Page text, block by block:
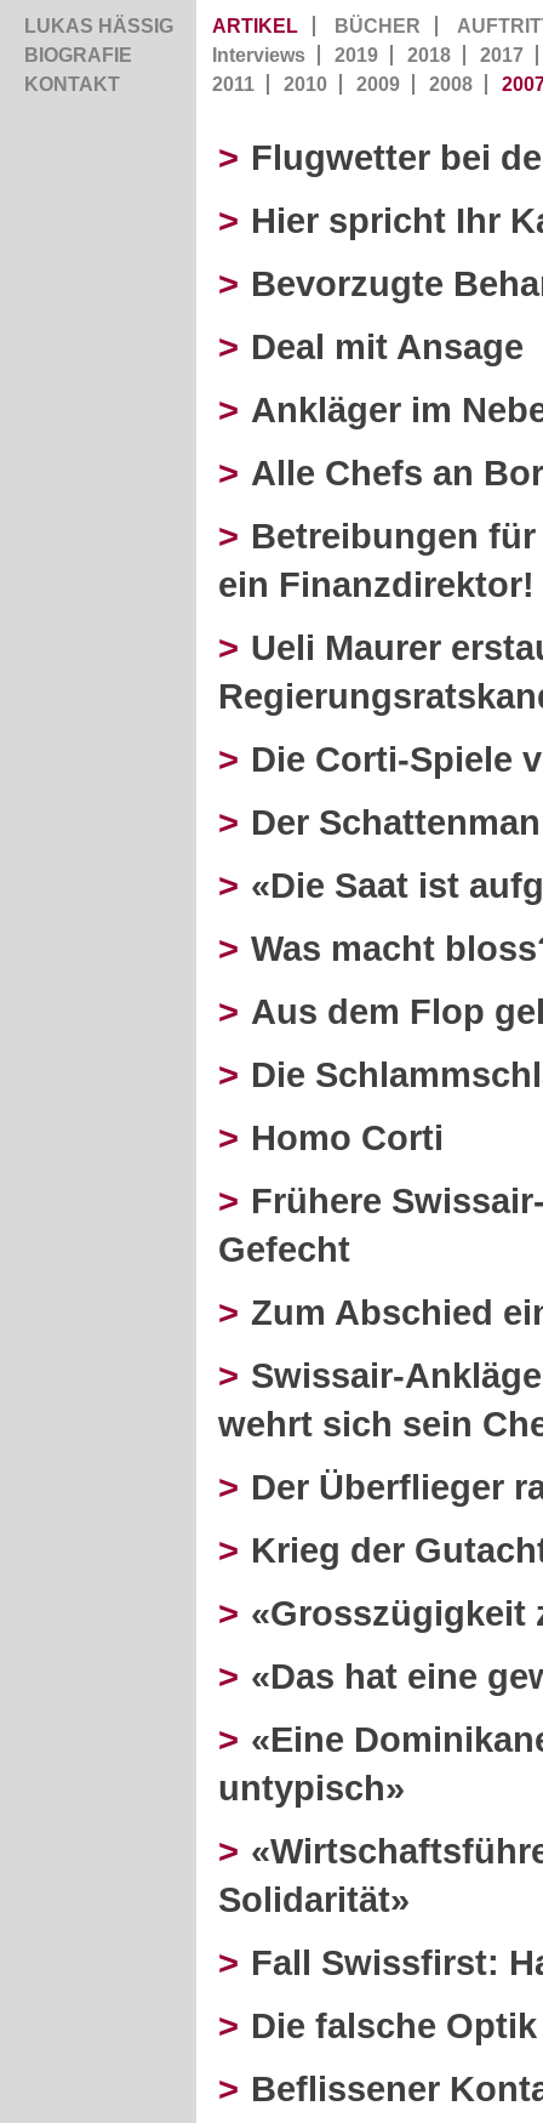
LUKAS HÄSSIG
BIOGRAFIE
KONTAKT
ARTIKEL BÜCHER
Interviews
2019 2018
2017
2011
2010 2009 2008
> Flugwetter bei
> Hier spricht Ihr
> Bevorzugte
> Deal mit Ansage
> Ankläger im
> Alle Chefs an
> Betreibungen für
ein Finanzdirektor!
> Ueli Maurer
> Die Corti-Spiele
> Der
> «Die Saat ist
> Was macht
> Aus dem Flop
> Die
> Homo Corti
> Frühere
Gefecht
> Zum Abschied
> Swissair-
wehrt sich sein
> Der Überflieger
> Krieg der
> «Grosszügigkeit
> «Das hat eine
> «Eine
untypisch»
>
Solidarität»
> Fall Swissfirst:
> Die falsche
> Beflissener